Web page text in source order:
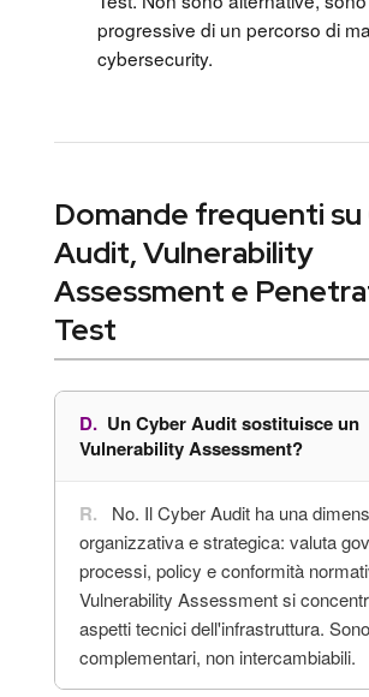
progressive di un percorso di
cybersecurity.
Domande frequenti
Audit, Vulnerability
Assessment e
Test
Un Cyber Audit sostituisce un
Vulnerability Assessment?
No. Il Cyber Audit ha una
organizzativa e strategica: valuta
processi, policy e conformità
Vulnerability Assessment si
aspetti tecnici dell'infrastruttura. Sono
complementari, non intercambiabili.